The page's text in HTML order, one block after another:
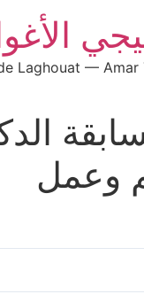
Laghouat —
وعمل